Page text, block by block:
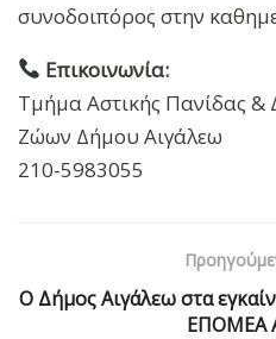
συνοδοιπόρος στην
Επικοινωνία:
Τμήμα Αστικής Πανίδας &
Ζώων Δήμου Αιγάλεω
210-5983055
Ο Δήμος Αιγάλεω στα
ΕΠΟΜΕΑ